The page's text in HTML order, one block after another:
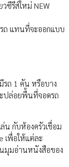
วซีรีส์ใหม่ NEW
ถ แทนที่จะออกแบบ
รถ 1 คัน หรือบาง
ปล่อยพื้นที่จอดรถ
น กับห้องครัวเชื่อม
เพื่อให้แต่ละ
นมุมอ่านหนังสือของ